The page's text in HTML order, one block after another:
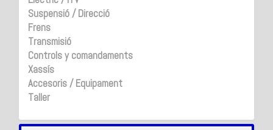
Suspensió / Direcció
Frens
Transmisió
Controls y comandaments
Xassís
Accesoris / Equipament
Taller